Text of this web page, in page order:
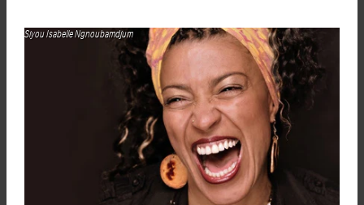
Siyou Isabelle Ngnoubamdjum